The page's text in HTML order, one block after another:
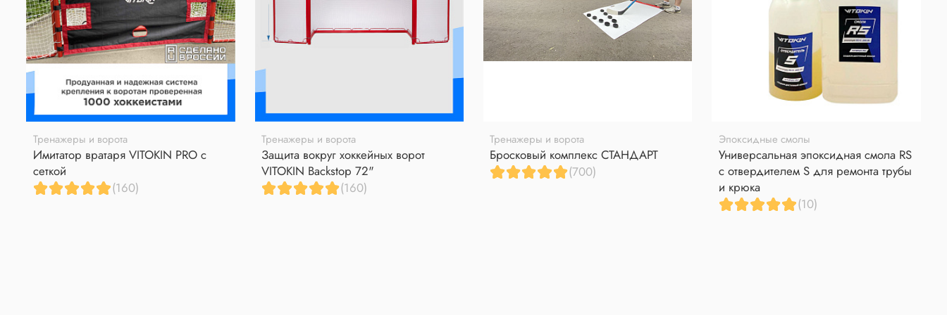
Тренажеры и ворота
Имитатор вратаря VITOKIN PRO с
сеткой
(160)
Тренажеры и ворота
Защита вокруг хоккейных ворот
VITOKIN Backstop 72"
(160)
Тренажеры и ворота
Бросковый комплекс СТАНДАРТ
(700)
Эпоксидные смолы
Универсальная эпоксидная смола RS
с отвердителем S для ремонта трубы
и крюка
(10)